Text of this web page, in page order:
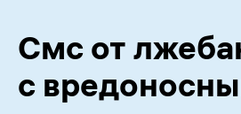
Смс от
с